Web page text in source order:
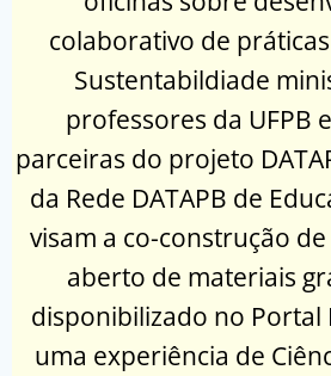
colaborativo de
Sustentabildiade
professores da UFPB
parceiras do projeto
da Rede DATAPB de
visam a co-construção
aberto de materiais
disponibilizado no Portal
uma experiência de